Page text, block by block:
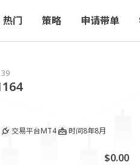
热门 策略 申请带单
交易平台MT4 时间8年8月
$0.00